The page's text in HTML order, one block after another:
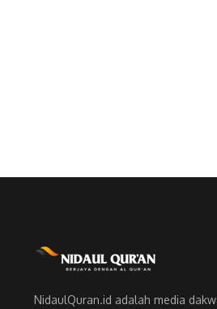
NidaulQuran.id adalah media